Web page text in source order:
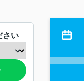
さい